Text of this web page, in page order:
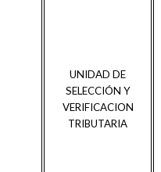
UNIDAD DE
SELECCIÓN Y
VERIFICACION
TRIBUTARIA